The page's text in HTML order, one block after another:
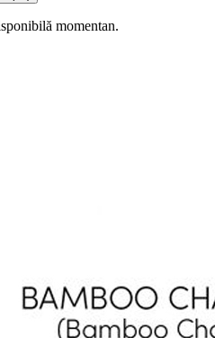
momentan.